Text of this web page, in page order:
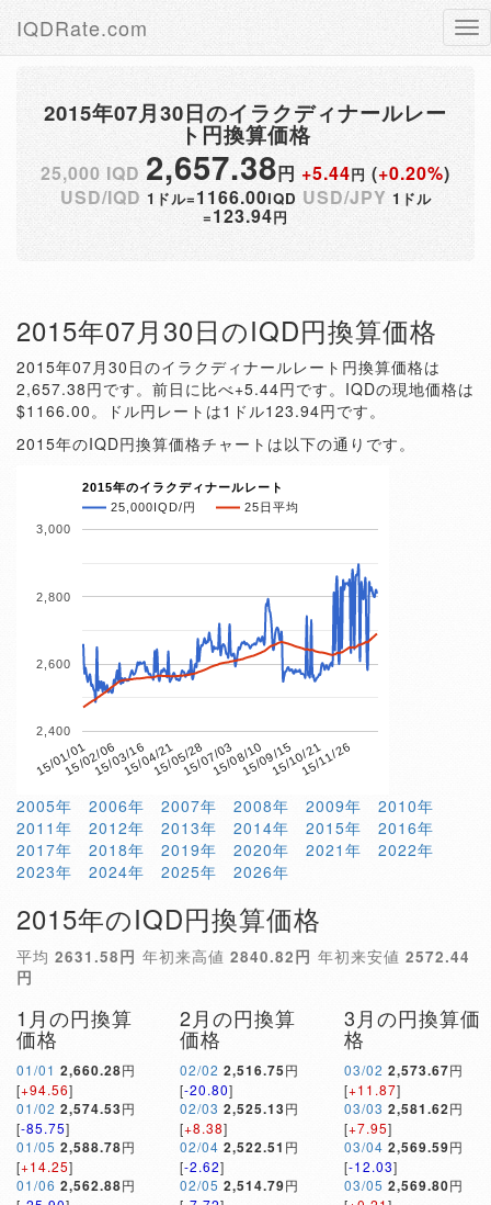
IQDRate.com
2015年07月30日のイラクディナールレー
ト円換算価格
25,000 IQD 2,657.38円+5.44円 (+0.20%)
USD/IQD 1ドル=1166.00IQD USD/JPY 1ドル
=123.94円
2015年07月30日のIQD円換算価格
2015年07月30日のイラクディナールレート円換算価格は
2,657.38円です。前日に比べ+5.44円です。IQDの現地価格は
$1166.00。ドル円レートは1ドル123.94円です。
2015年のIQD円換算価格チャートは以下の通りです。
2015年のイラクディナールレート
25,000IQD/円
25日平均
15/01/0115/02/0615/03/1615/04/2115/05/2815/07/0315/08/1015/09/1515/10/2115/11/26
2,400
2,600
2,800
3,000
2005年 2006年 2007年 2008年 2009年
2010年
2011年
2012年 2013年 2014年 2015年
2016年
2017年
2018年 2019年 2020年 2021年
2022年
2023年
2024年 2025年 2026年
2015年のIQD円換算価格
平均 2631.58円 年初来高値 2840.82円 年初来安値 2572.44
円
1月の円換算
価格
01/01 2,660.28円
[+94.56]
01/02 2,574.53円
[-85.75]
01/05 2,588.78円
[+14.25]
01/06 2,562.88円
2月の円換算
価格
02/02 2,516.75円
[-20.80]
02/03 2,525.13円
[+8.38]
02/04 2,522.51 円
[-2.62]
02/05 2,514.79円
3月の円換算価
格
03/02 2,573.67円
[+11.87]
03/03 2,581.62円
[+7.95]
03/04 2,569.59円
[-12.03]
03/05 2,569.80円